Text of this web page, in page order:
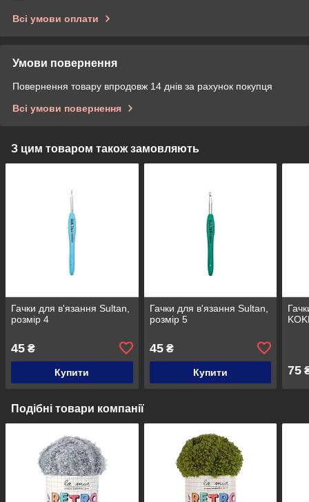
Всі умови оплати
Умови повернення
Повернення товару впродовж 14 днів за рахунок покупця
Всі умови повернення
З цим товаром також замовляють
Гачки для в'язання Sultan,
розмір 4
45 ₴
Купити
Гачки для в'язання Sultan,
розмір 5
45₴
Купити 75
Подібні товари компанії